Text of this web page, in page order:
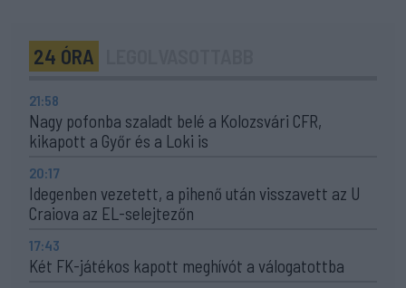
24 ÓRA
21:58
Nagy pofonba szaladt belé a Kolozsvári CFR,
kikapott a Győr és a Loki is
20:17
Idegenben vezetett, a pihenő után visszavett az U
Craiova az EL-selejtezőn
17:43
Két FK-játékos kapott meghívót a válogatottba